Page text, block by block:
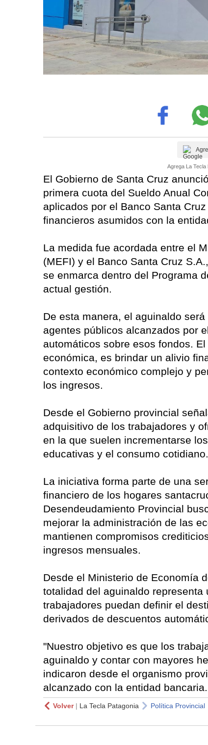
Agrega La Tecla
El Gobierno de Santa Cruz
primera cuota del Sueldo Anual
aplicados por el Banco Santa
financieros asumidos con la
La medida fue acordada entre el
(MEFI) y el Banco Santa Cruz
se enmarca dentro del Programa
actual gestión.
De esta manera, el aguinaldo
agentes públicos alcanzados por
automáticos sobre esos fondos.
económica, es brindar un alivio
contexto económico complejo y
los ingresos.
Desde el Gobierno provincial
adquisitivo de los trabajadores y
en la que suelen incrementarse
educativas y el consumo cotidiano.
La iniciativa forma parte de una
financiero de los hogares
Desendeudamiento Provincial
mejorar la administración de las
mantienen compromisos
ingresos mensuales.
Desde el Ministerio de Economía
totalidad del aguinaldo
trabajadores puedan definir el
derivados de descuentos
"Nuestro objetivo es que los
aguinaldo y contar con mayores
indicaron desde el organismo
alcanzado con la entidad bancaria.
Volver| La Tecla Patagonia Política Provincial